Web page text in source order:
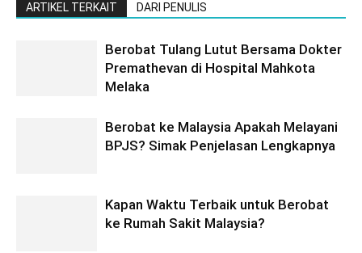
ARTIKEL TERKAIT DARI PENULIS
Berobat Tulang Lutut Bersama Dokter
Premathevan di Hospital Mahkota
Melaka
Berobat ke Malaysia Apakah Melayani
BPJS? Simak Penjelasan Lengkapnya
Kapan Waktu Terbaik untuk Berobat
ke Rumah Sakit Malaysia?